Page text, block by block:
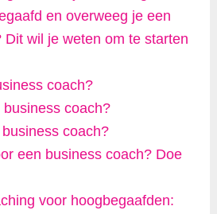
en overweeg je een
Dit wil je weten om te starten
coach?
coach?
coach?
een business coach? Doe
voor hoogbegaafden: